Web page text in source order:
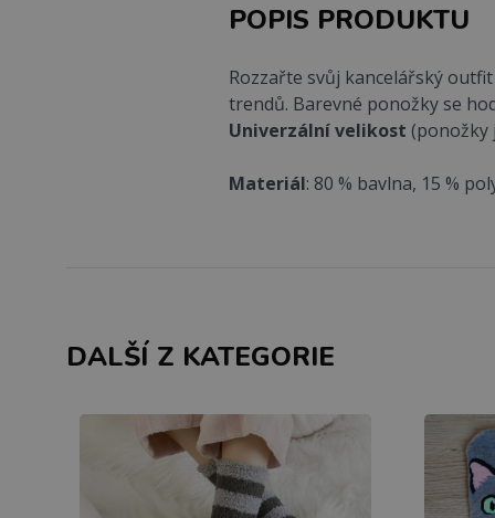
POPIS PRODUKTU
Rozzařte svůj kancelářský outfit
trendů. Barevné ponožky se
Univerzálnívelikost (ponožky
Materiál: 80 % bavlna, 15 %
DALŠÍ Z KATEGORIE